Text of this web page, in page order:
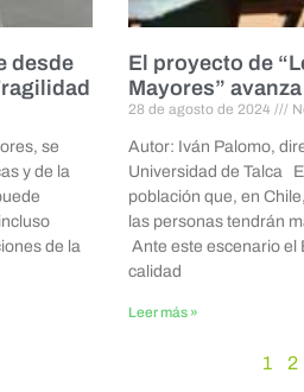
desde
se
y de la
de la
El proyecto de
Mayores”
28 de agosto de 2024
Autor: Iván Palomo,
Universidad de Talca
población que, en
las personas tendrán
Ante este escenario el
calidad
Leer más »
1 2